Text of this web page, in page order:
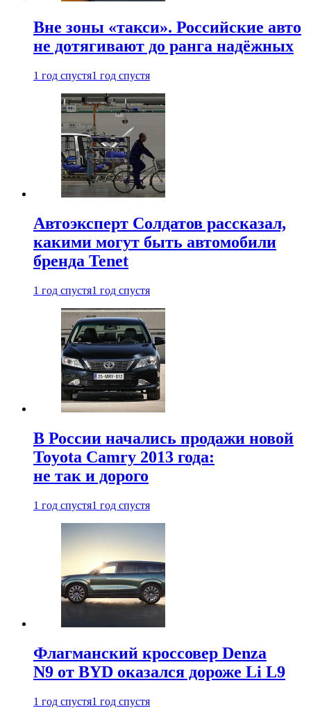
Вне зоны «такси». Российские авто
не дотягивают до ранга надёжных
1 год спустя1 год спустя
Автоэксперт Солдатов рассказал,
какими могут быть автомобили
бренда Tenet
1 год спустя1 год спустя
В России начались продажи новой
Toyota Camry 2013 года:
не так и дорого
1 год спустя1 год спустя
Флагманский кроссовер Denza
N9 от BYD оказался дороже Li L9
1 год спустя1 год спустя